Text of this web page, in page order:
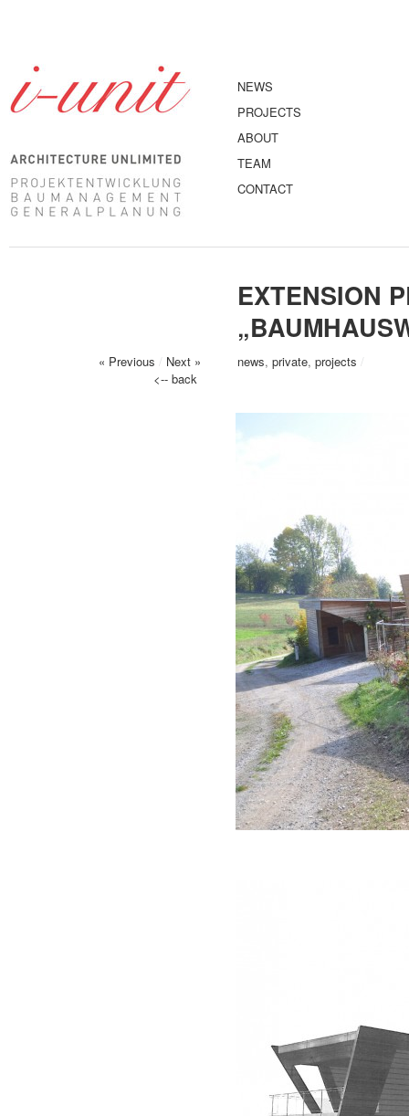
NEWS
PROJECTS
ABOUT
TEAM
CONTACT
EXTENSION
« Previous / Next »
<-- back
news, private, projects /